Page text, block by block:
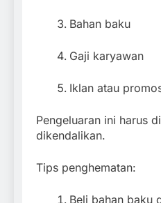
Bahan baku
Gaji karyawan
Iklan atau
Pengeluaran ini harus
dikendalikan.
Tips penghematan:
Beli bahan baku